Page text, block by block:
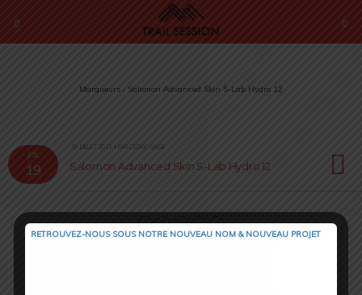
Marqueurs › Salomon Advanced Skin S-Lab Hydro 12
JUIL
19
19 JUILLET 2013 • PAR CÉDRIC MASIP
Salomon Advanced Skin S-Lab Hydro 12
RETROUVEZ-NOUS SOUS NOTRE NOUVEAU NOM & NOUVEAU PROJET